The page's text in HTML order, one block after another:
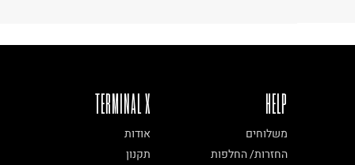
TERMINAL X
אודות
תקנון
HELP
משלוחים
החזרות/ החלפות